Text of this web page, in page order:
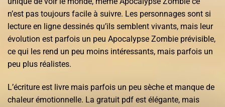
n’est pas toujours facile à suivre. Les personnages sont si
lecture en ligne dessinés qu’ils semblent vivants, mais leur
évolution est parfois un peu Apocalypse Zombie prévisible,
ce qui les rend un peu moins intéressants, mais parfois un
peu plus réalistes.
L’écriture est livre mais parfois un peu sèche et manque de
chaleur émotionnelle. La gratuit pdf est élégante, mais